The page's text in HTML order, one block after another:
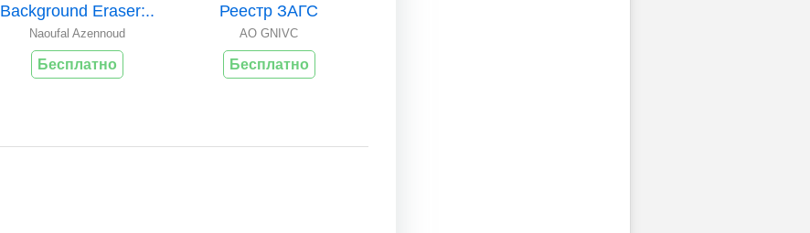
Background Eraser:..
Naoufal Azennoud
Бесплатно
Реестр ЗАГС
AO GNIVC
Бесплатно